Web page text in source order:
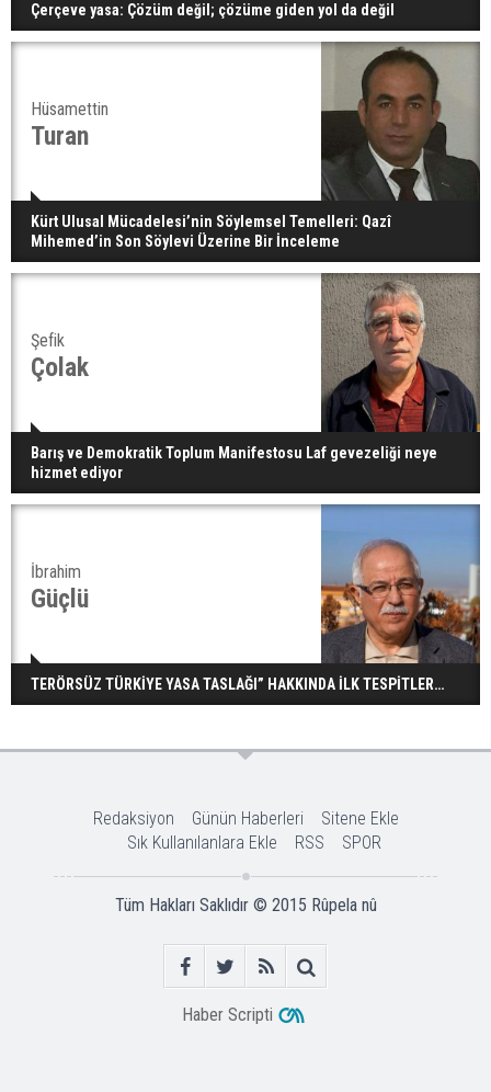
Çerçeve yasa: Çözüm değil; çözüme giden yol da değil
Hüsamettin
Turan
Kürt Ulusal Mücadelesi’nin Söylemsel Temelleri: Qazî
Mihemed’in Son Söylevi Üzerine Bir İnceleme
Şefik
Çolak
Barış ve Demokratik Toplum Manifestosu Laf gevezeliği neye
hizmet ediyor
İbrahim
Güçlü
TERÖRSÜZ TÜRKİYE YASA TASLAĞI” HAKKINDA İLK TESPİTLER…
Redaksiyon Günün Haberleri
Sitene Ekle
Sık Kullanılanlara Ekle
RSS SPOR
Tüm Hakları Saklıdır © 2015 Rûpela nû
Haber Scripti